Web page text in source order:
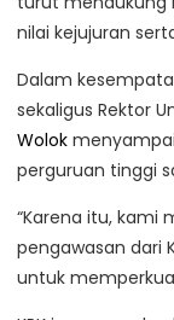
nilai kejujuran
Dalam
sekaligus Rektor
Wolok
perguruan tinggi
“Karena itu, kami
pengawasan dari
untuk